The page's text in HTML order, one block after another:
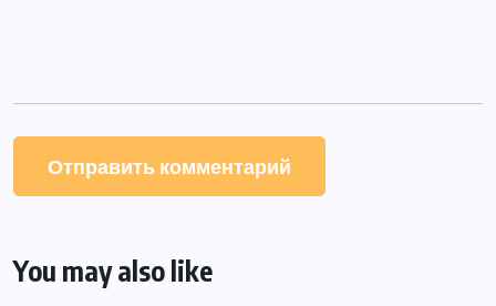
You may also like